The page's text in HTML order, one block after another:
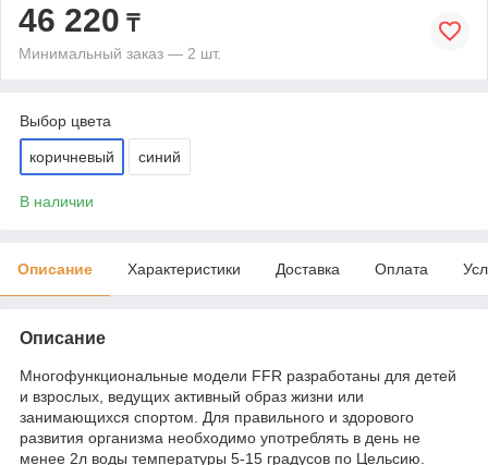
46 220 ₸
Минимальный заказ — 2 шт.
Выбор цвета
коричневый синий
В наличии
Описание Характеристики Доставка Оплата
Описание
Многофункциональные модели FFR разработаны для детей
и взрослых, ведущих активный образ жизни или
занимающихся спортом. Для правильного и здорового
развития организма необходимо употреблять в день не
менее 2л воды температуры 5-15 градусов по Цельсию.